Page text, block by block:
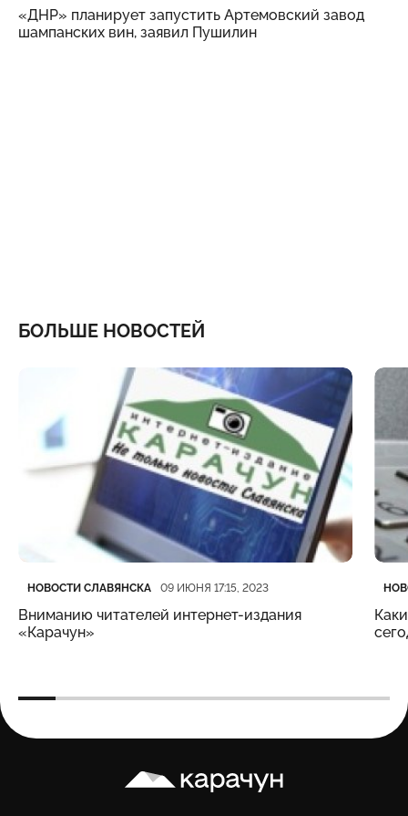
«ДНР» планирует запустить Артемовский завод
шампанских вин, заявил Пушилин
БОЛЬШЕ НОВОСТЕЙ
Категория
НОВОСТИ СЛАВЯНСКА
Дата публикации 09 ИЮНЯ 17:15, 2023
Вниманию читателей интернет-издания
«Карачун»
Карачун